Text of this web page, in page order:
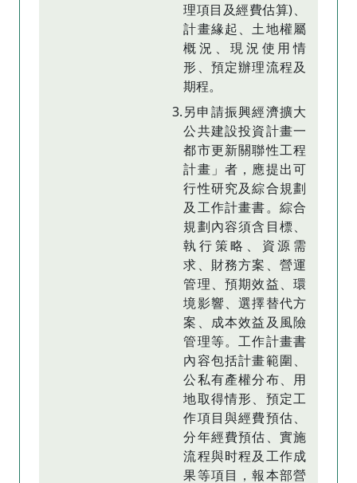
理項目及經費估算)、
計畫緣起、土地權屬
概況、現況使用情
形、預定辦理流程及
期程。
3.另申請振興經濟擴大
公共建設投資計畫一
都市更新關聯性工程
計畫」者，應提出可
行性研究及綜合規劃
及工作計畫書。綜合
規劃內容須含目標、
執行策略、資源需
求、財務方案、營運
管理、預期效益、環
境影響、選擇替代方
案、成本效益及風險
管理等。工作計畫書
內容包括計畫範圍、
公私有產權分布、用
地取得情形、預定工
作項目與經費預估、
分年經費預估、實施
流程與时程及工作成
果等項目，報本部營